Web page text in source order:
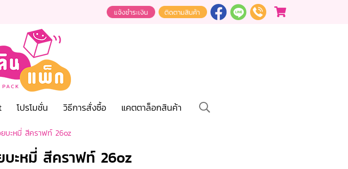
โปรโมชั่น วิธีการสั่งซื้อ แคตตาล็อกสินค้า
บะหมี่ สีคราฟท์ 26oz
บะหมี่ สีคราฟท์ 26oz